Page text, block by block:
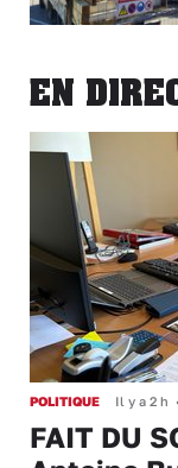
EN
POLITIQUE Il y a 2 h
FAIT DU